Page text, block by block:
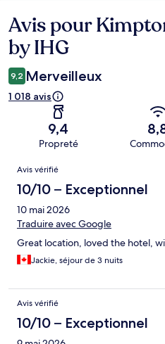
Avis
Avis pour
by IHG
9,2 Merveilleux
1 018 avis
9,4
Propreté
Avis
Avis vérifié
10/10 – Exceptionnel
10 mai 2026
Traduire avec Google
Great location, loved the hotel,
Jackie, séjour de 3 nuits
Avis vérifié
10/10 – Exceptionnel